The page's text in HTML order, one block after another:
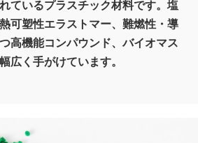
ているプラスチック材料です。塩
可塑性エラストマー、難燃性・導
高機能コンパウンド、バイオマス
広く手がけています。